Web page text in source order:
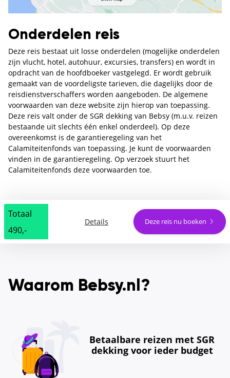
Onderdelen reis
Deze reis bestaat uit losse onderdelen (mogelijke onderdelen
zijn vlucht, hotel, autohuur, excursies, transfers) en wordt in
opdracht van de hoofdboeker vastgelegd. Er wordt gebruik
gemaakt van de voordeligste tarieven, die dagelijks door de
reisdienstverschaffers worden aangeboden. De algemene
voorwaarden van deze website zijn hierop van toepassing.
Deze reis valt onder de SGR dekking van Bebsy (m.u.v. reizen
bestaande uit slechts één enkel onderdeel). Op deze
overeenkomst is de garantieregeling van het
Calamiteitenfonds van toepassing. Je kunt de voorwaarden
vinden in de garantieregeling. Op verzoek stuurt het
Calamiteitenfonds deze voorwaarden toe.
Totaal
490,-
Details Deze reis nu boeken
Waarom Bebsy.nl?
Betaalbare reizen met SGR
dekking voor ieder budget